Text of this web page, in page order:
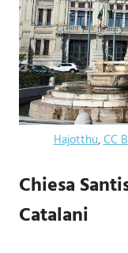
Hajotthu,CC
Chiesa
Catalani